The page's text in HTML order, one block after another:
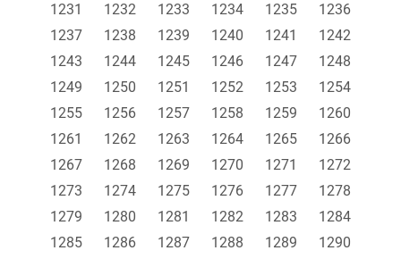
1231
1232 1233 1234 1235
1236
1237
1238 1239 1240 1241
1242
1243
1244 1245 1246 1247
1248
1249
1250 1251 1252 1253
1254
1255
1256 1257 1258 1259
1260
1261
1262 1263 1264 1265
1266
1267
1268 1269 1270 1271
1272
1273
1274 1275 1276 1277
1278
1279
1280 1281 1282 1283
1284
1285
1286 1287 1288 1289
1290